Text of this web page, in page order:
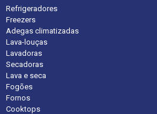
Refrigeradores
Freezers
Adegas climatizadas
Lava-louças
Lavadoras
Secadoras
Lava e seca
Fogões
Fornos
Cooktops